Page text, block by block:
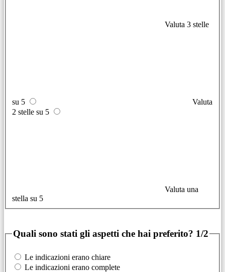
Valuta 3 stelle
su 5
Valuta
2 stelle su 5
Valuta una
stella su 5
Quali sono stati gli aspetti che hai preferito? 1/2
Le indicazioni erano chiare
Le indicazioni erano complete